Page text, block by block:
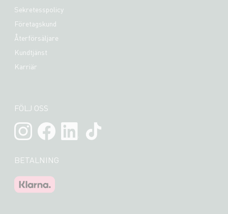
Sekretesspolicy
Företagskund
Återförsäljare
Kundtjänst
Karriär
FÖLJ OSS
BETALNING